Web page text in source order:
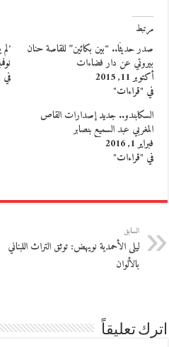
مرتبط
صدر حديثًا.. “بين بكائين” للقاصة حنان
بيروتي عن دار فضاءات
أكتوبر 11, 2015
في "قراءات"
السكابندو.. جديد إصدارات القاص
المغربي عبد السميع بنصابر
فبراير 1, 2016
في "قراءات"
السابق
ليلى الأحمدية نويهض: توثق التراث اللبناني
بالألوان
اترك تعليقاً